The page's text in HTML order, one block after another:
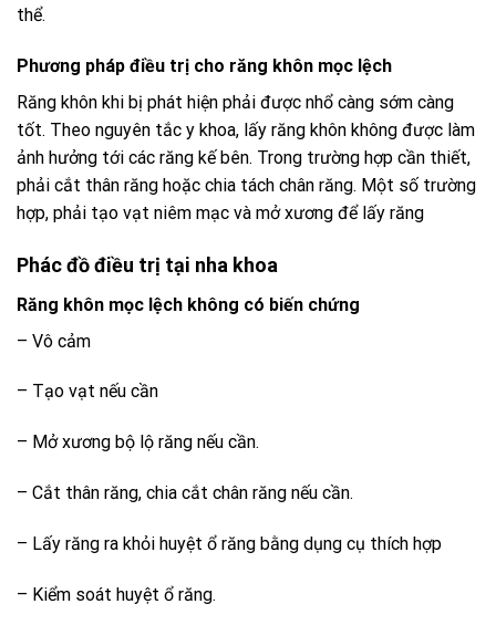
thể.
Phương pháp điều trị cho răng khôn mọc lệch
Răng khôn khi bị phát hiện phải được nhổ càng sớm càng
tốt. Theo nguyên tắc y khoa, lấy răng khôn không được làm
ảnh hưởng tới các răng kế bên. Trong trường hợp cần thiết,
phải cắt thân răng hoặc chia tách chân răng. Một số trường
hợp, phải tạo vạt niêm mạc và mở xương để lấy răng
Phác đồ điều trị tại nha khoa
Răng khôn mọc lệch không có biến chứng
– Vô cảm
– Tạo vạt nếu cần
– Mở xương bộ lộ răng nếu cần.
– Cắt thân răng, chia cắt chân răng nếu cần.
– Lấy răng ra khỏi huyệt ổ răng bằng dụng cụ thích hợp
– Kiểm soát huyệt ổ răng.